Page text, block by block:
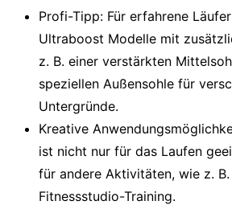
Profi-Tipp: Für erfahrene
Ultraboost Modelle mit
z. B. einer verstärkten
speziellen Außensohle für
Untergründe.
Kreative
ist nicht nur für das Laufen
für andere Aktivitäten, wie z.
Fitnessstudio-Training.